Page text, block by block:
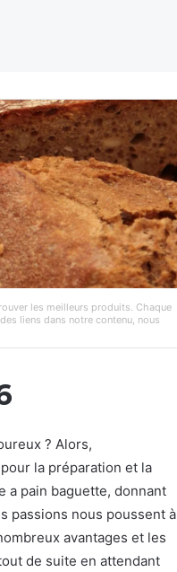
les meilleurs produits. Chaque
liens dans notre contenu, nous
? Alors,
la préparation et la
a pain baguette, donnant
passions nous poussent à
avantages et les
de suite en attendant